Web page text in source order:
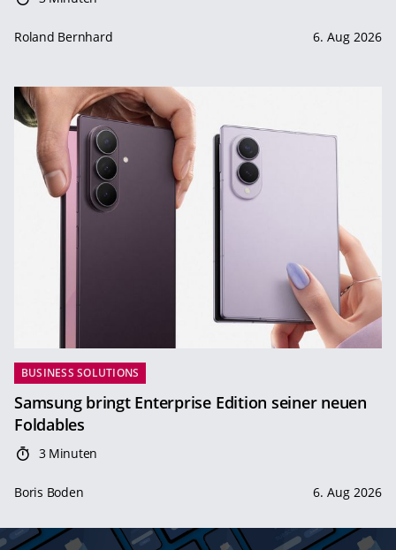
Roland Bernhard 6. Aug 2026
BUSINESS SOLUTIONS
Samsung bringt Enterprise Edition seiner neuen
Foldables
3 Minuten
Boris Boden 6. Aug 2026